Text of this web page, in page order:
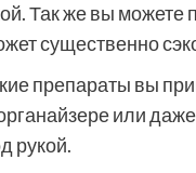
Так же вы
существенно
препараты вы
или
рукой.